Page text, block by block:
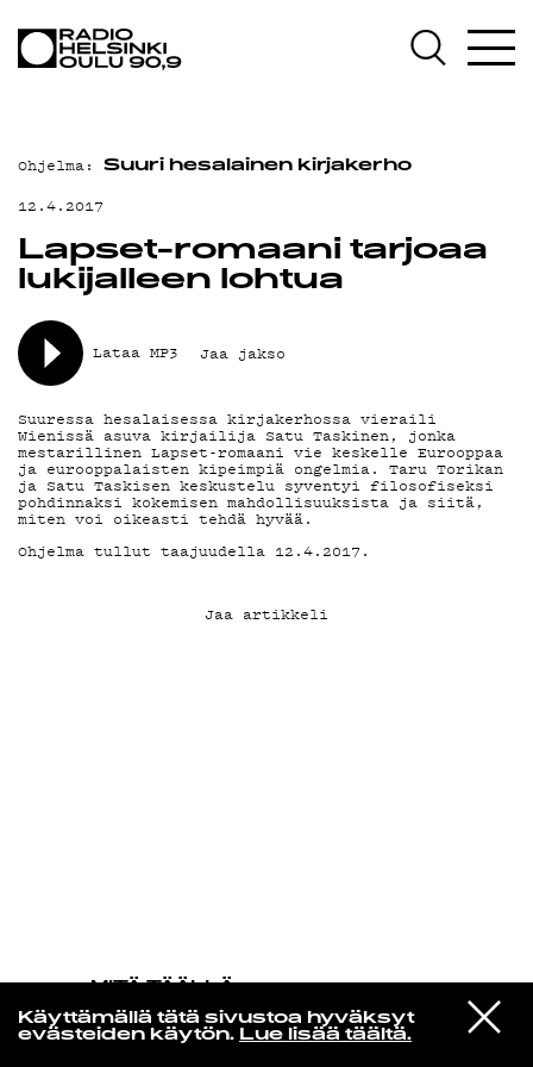
Käyttämällä tätä sivustoa hyväksyt
evästeiden käytön. Lue lisää täältä.
VIESTI
STUDIOON
MITÄ TÄÄLLÄ
John Coltrane
Spiral
AJANKOHTAISTA
TEKIJÄT
ON-DEMAND
PODCAST
MAINOSTA
YHTEYSTIEDOT
G LIVELAB
YSTÄVÄKLUBI
TIETOSUOJA
Ohjelma: Suuri hesalainen kirjakerho
12.4.2017
Lapset-romaani tarjoaa
lukijalleen lohtua
Lataa MP3 Jaa jakso
Suuressa hesalaisessa kirjakerhossa vieraili
Wienissä asuva kirjailija Satu Taskinen, jonka
mestarillinen Lapset-romaani vie keskelle Eurooppaa
ja eurooppalaisten kipeimpiä ongelmia. Taru Torikan
ja Satu Taskisen keskustelu syventyi filosofiseksi
pohdinnaksi kokemisen mahdollisuuksista ja siitä,
miten voi oikeasti tehdä hyvää.
Ohjelma tullut taajuudella 12.4.2017.
Jaa artikkeli